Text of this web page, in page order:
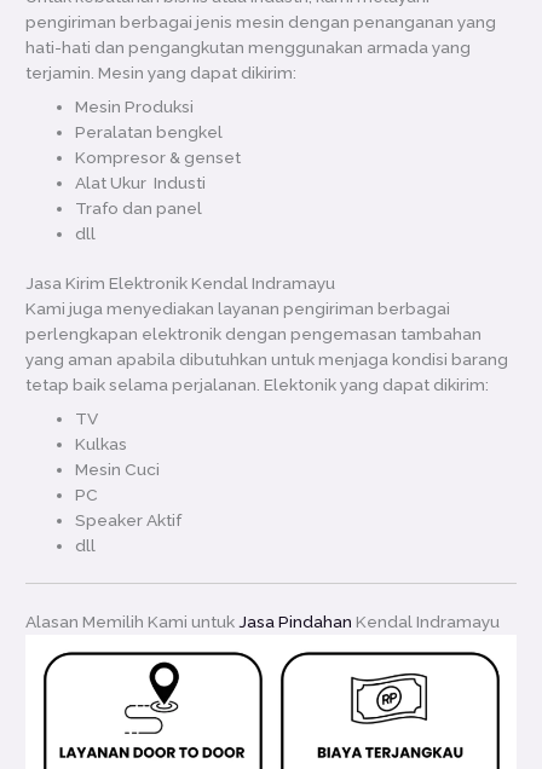
pengiriman berbagai jenis mesin dengan penanganan yang
hati-hati dan pengangkutan menggunakan armada yang
terjamin. Mesin yang dapat dikirim:
Mesin Produksi
Peralatan bengkel
Kompresor & genset
Alat Ukur Industi
Trafo dan panel
dll
Jasa Kirim Elektronik Kendal Indramayu
Kami juga menyediakan layanan pengiriman berbagai
perlengkapan elektronik dengan pengemasan tambahan
yang aman apabila dibutuhkan untuk menjaga kondisi barang
tetap baik selama perjalanan. Elektonik yang dapat dikirim:
TV
Kulkas
Mesin Cuci
PC
Speaker Aktif
dll
Alasan Memilih Kami untuk Jasa Pindahan Kendal Indramayu